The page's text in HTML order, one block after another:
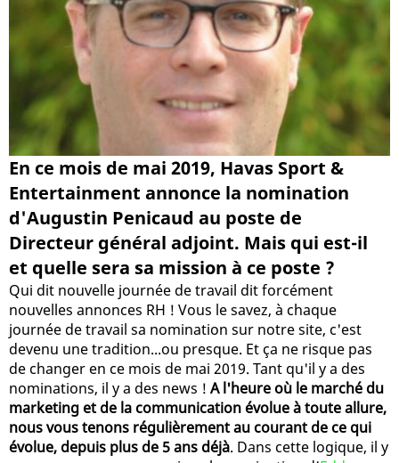
En ce mois de mai 2019, Havas Sport &
Entertainment annonce la nomination
d'Augustin Penicaud au poste de
Directeur général adjoint. Mais qui est-il
et quelle sera sa mission à ce poste ?
Qui dit nouvelle journée de travail dit forcément
nouvelles annonces RH ! Vous le savez, à chaque
journée de travail sa nomination sur notre site, c'est
devenu une tradition...ou presque. Et ça ne risque pas
de changer en ce mois de mai 2019. Tant qu'il y a des
nominations, il y a des news ! A l'heure où le marché du
marketing et de la communication évolue à toute allure,
nous vous tenons régulièrement au courant de ce qui
évolue, depuis plus de 5 ans déjà. Dans cette logique, il y